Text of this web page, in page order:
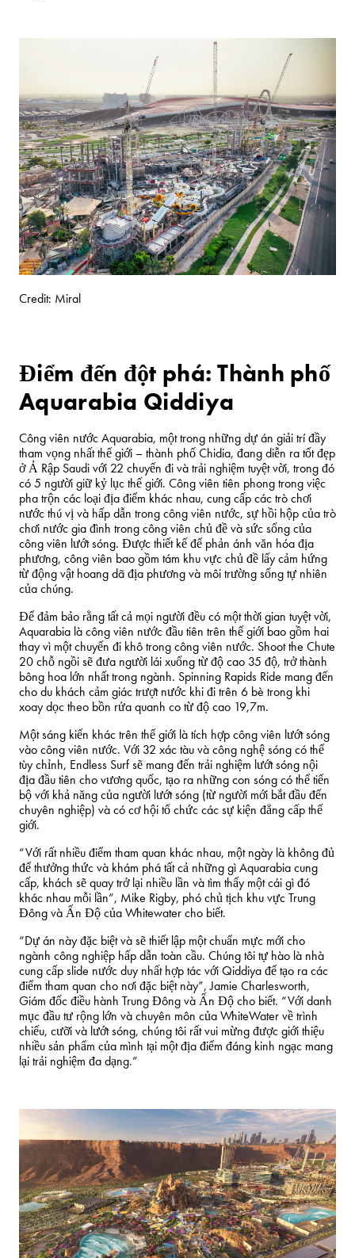
Credit: Miral
Điểm đến đột phá: Thành phố
Aquarabia Qiddiya
Công viên nước Aquarabia, một trong những dự án giải trí đầy
tham vọng nhất thế giới – thành phố Chidia, đang diễn ra tốt đẹp
ở Ả Rập Saudi với 22 chuyến đi và trải nghiệm tuyệt vời, trong đó
có 5 người giữ kỷ lục thế giới. Công viên tiên phong trong việc
pha trộn các loại địa điểm khác nhau, cung cấp các trò chơi
nước thú vị và hấp dẫn trong công viên nước, sự hồi hộp của trò
chơi nước gia đình trong công viên chủ đề và sức sống của
công viên lướt sóng. Được thiết kế để phản ánh văn hóa địa
phương, công viên bao gồm tám khu vực chủ đề lấy cảm hứng
từ động vật hoang dã địa phương và môi trường sống tự nhiên
của chúng.
Để đảm bảo rằng tất cả mọi người đều có một thời gian tuyệt vời,
Aquarabia là công viên nước đầu tiên trên thế giới bao gồm hai
thay vì một chuyến đi khô trong công viên nước. Shoot the Chute
20 chỗ ngồi sẽ đưa người lái xuống từ độ cao 35 độ, trở thành
bông hoa lớn nhất trong ngành. Spinning Rapids Ride mang đến
cho du khách cảm giác trượt nước khi đi trên 6 bè trong khi
xoay dọc theo bồn rửa quanh co từ độ cao 19,7m.
Một sáng kiến khác trên thế giới là tích hợp công viên lướt sóng
vào công viên nước. Với 32 xác tàu và công nghệ sóng có thể
tùy chỉnh, Endless Surf sẽ mang đến trải nghiệm lướt sóng nội
địa đầu tiên cho vương quốc, tạo ra những con sóng có thể tiến
bộ với khả năng của người lướt sóng (từ người mới bắt đầu đến
chuyên nghiệp) và có cơ hội tổ chức các sự kiện đẳng cấp thế
giới.
“Với rất nhiều điểm tham quan khác nhau, một ngày là không đủ
để thưởng thức và khám phá tất cả những gì Aquarabia cung
cấp, khách sẽ quay trở lại nhiều lần và tìm thấy một cái gì đó
khác nhau mỗi lần”, Mike Rigby, phó chủ tịch khu vực Trung
Đông và Ấn Độ của Whitewater cho biết.
“Dự án này đặc biệt và sẽ thiết lập một chuẩn mực mới cho
ngành công nghiệp hấp dẫn toàn cầu. Chúng tôi tự hào là nhà
cung cấp slide nước duy nhất hợp tác với Qiddiya để tạo ra các
điểm tham quan cho nơi đặc biệt này”, Jamie Charlesworth,
Giám đốc điều hành Trung Đông và Ấn Độ cho biết. “Với danh
mục đầu tư rộng lớn và chuyên môn của WhiteWater về trình
chiếu, cưỡi và lướt sóng, chúng tôi rất vui mừng được giới thiệu
nhiều sản phẩm của mình tại một địa điểm đáng kinh ngạc mang
lại trải nghiệm đa dạng.”